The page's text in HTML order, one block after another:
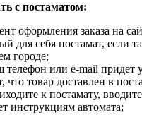
с постаматом:
оформления заказа на
для себя постамат, если
городе;
телефон или e-mail придет
что товар доставлен в
к постамату,
инструкциям автомата;